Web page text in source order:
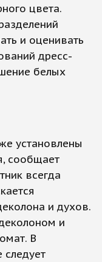
цвета.
и оценивать
дресс-
белых
установлены
сообщает
всегда
и духов.
и
В
следует